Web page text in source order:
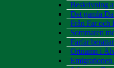
Beskrivning
Det gamla
Från Far och
Sommaren
Farfar berättar
Ortnamn i
Emigrationen